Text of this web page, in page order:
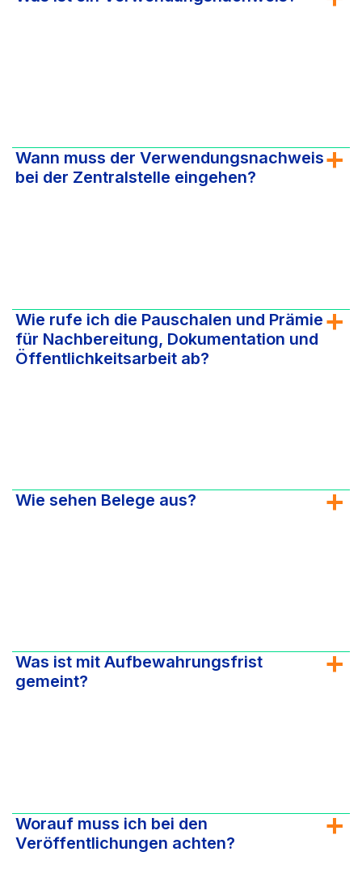
Wann muss der Verwendungsnachweis
bei der Zentralstelle eingehen?
Wie rufe ich die Pauschalen und Prämie
für Nachbereitung, Dokumentation und
Öffentlichkeitsarbeit ab?
Wie sehen Belege aus?
Was ist mit Aufbewahrungsfrist
gemeint?
Worauf muss ich bei den
Veröffentlichungen achten?